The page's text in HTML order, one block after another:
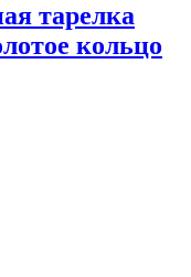
тарелка
кольцо